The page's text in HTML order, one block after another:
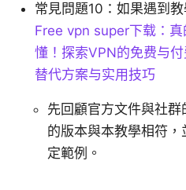
常見問題10：如果遇到
Free vpn super下载：
懂！探索VPN的免费与
替代方案与实用技巧
先回顧官方文件與社
的版本與本教學相符
定範例。